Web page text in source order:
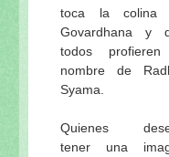
toca la colina
Govardhana y
todos
nombre de
Syama.
Quienes
tener una